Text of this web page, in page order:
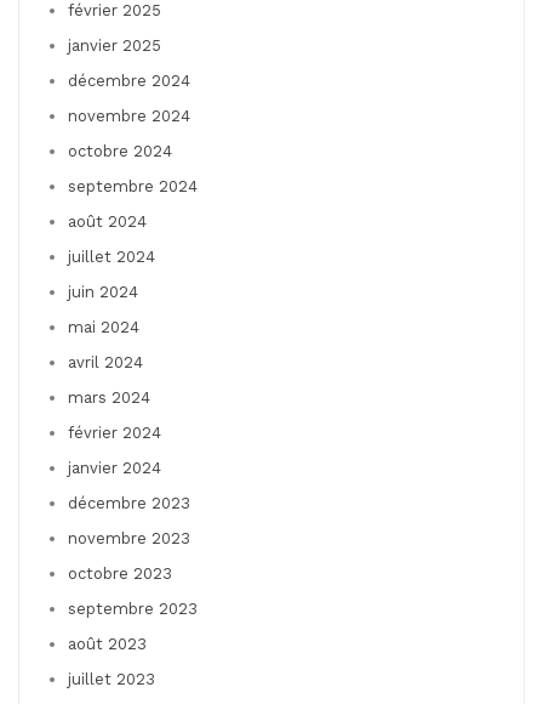
février 2025
janvier 2025
décembre 2024
novembre 2024
octobre 2024
septembre 2024
août 2024
juillet 2024
juin 2024
mai 2024
avril 2024
mars 2024
février 2024
janvier 2024
décembre 2023
novembre 2023
octobre 2023
septembre 2023
août 2023
juillet 2023